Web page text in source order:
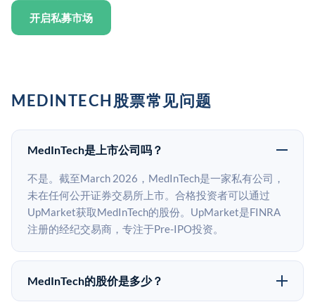
开启私募市场
MEDINTECH股票常见问题
MedInTech是上市公司吗？
不是。截至March 2026，MedInTech是一家私有公司，
未在任何公开证券交易所上市。合格投资者可以通过
UpMarket获取MedInTech的股份。UpMarket是FINRA
注册的经纪交易商，专注于Pre-IPO投资。
MedInTech的股价是多少？